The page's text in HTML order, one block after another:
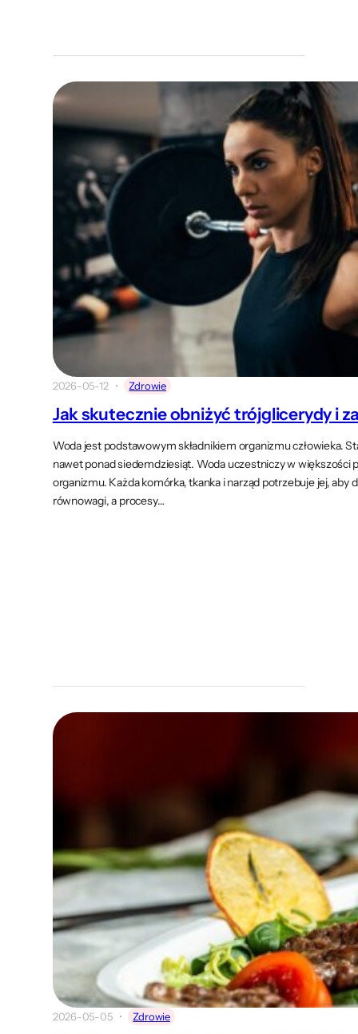
2026-05-12 Zdrowie
Jak skutecznie obniżyć trójglicerydy i
Woda jest podstawowym składnikiem organizmu człowieka.
nawet ponad siedemdziesiąt. Woda uczestniczy w
organizmu. Każda komórka, tkanka i narząd potrzebuje jej, aby
równowagi, a procesy…
2026-05-05 Zdrowie